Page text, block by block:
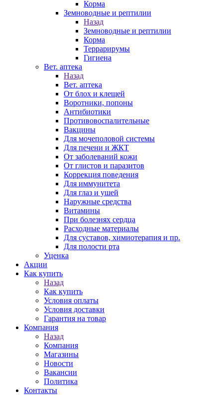
Корма
Земноводные и рептилии
Назад
Земноводные и рептилии
Корма
Террарирумы
Гигиена
Вет. аптека
Назад
Вет. аптека
От блох и клещей
Воротники, попоны
Антибиотики
Противовоспалительные
Вакцины
Для мочеполовой системы
Для печени и ЖКТ
От заболеваний кожи
От глистов и паразитов
Коррекция поведения
Для иммунитета
Для глаз и ушей
Наружные средства
Витамины
При болезнях сердца
Расходные материалы
Для суставов, химиотерапия и пр.
Для полости рта
Уценка
Акции
Как купить
Назад
Как купить
Условия оплаты
Условия доставки
Гарантия на товар
Компания
Назад
Компания
Магазины
Новости
Вакансии
Политика
Контакты